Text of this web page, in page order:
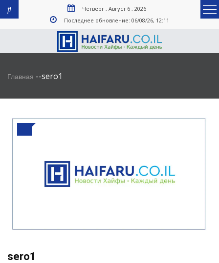
Четверг , Август 6 , 2026
Последнее обновление: 06/08/26, 12:11
Главная --sero1
sero1